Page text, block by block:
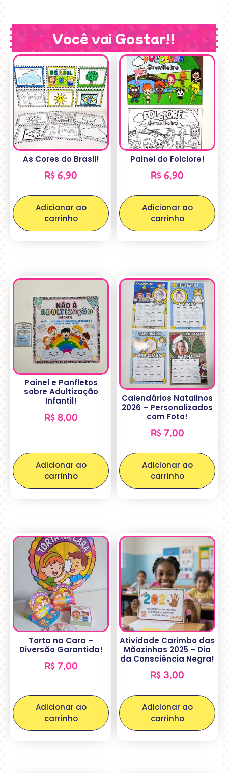
Você vai Gostar!!
As Cores do Brasil!
R$ 6,90
Adicionar ao
carrinho
Painel do Folclore!
R$ 6,90
Adicionar ao
carrinho
Painel e Panfletos
sobre Adultização
Infantil!
R$8,00
Adicionar ao
carrinho
Calendários Natalinos
2026 – Personalizados
com Foto!
R$7,00
Adicionar ao
carrinho
Torta na Cara –
Diversão Garantida!
R$7,00
Adicionar ao
carrinho
Atividade Carimbo das
Mãozinhas 2025 – Dia
da Consciência Negra!
R$ 3,00
Adicionar ao
carrinho